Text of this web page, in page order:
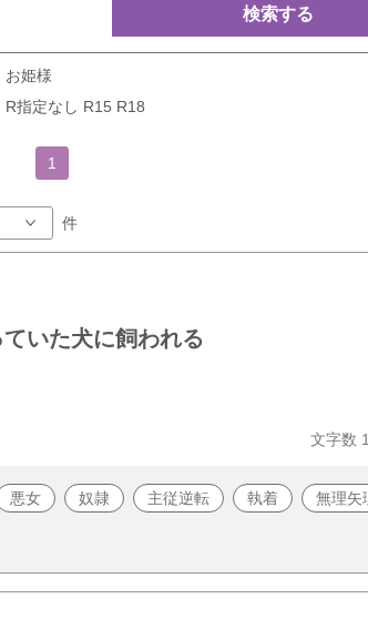
検索する
お姫様
R指定なし R15 R18
1
件
いた犬に飼われる
文字数
悪女 奴隷 主従逆転 執着 無理矢